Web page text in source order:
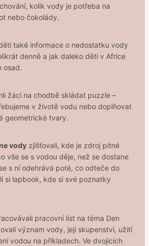
kolik vody je potřeba na
nebo čokolády.
také informace o nedostatku vody
denně a jak daleko děti v Africe
osad.
žáci na chodbě skládat puzzle –
v životě vodu nebo doplňovat
geometrické tvary.
vody zjišťovali, kde je zdroj pitné
vše se s vodou děje, než se dostane
s ní odehrává poté, co odteče do
si lapbook, kde si své poznatky
pracovní list na téma Den
význam vody, její skupenství, užití
vodou na příkladech. Ve dvojicích